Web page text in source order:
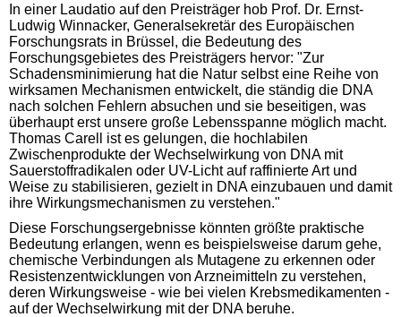
In einer Laudatio auf den Preisträger hob Prof. Dr. Ernst-
Ludwig Winnacker, Generalsekretär des Europäischen
Forschungsrats in Brüssel, die Bedeutung des
Forschungsgebietes des Preisträgers hervor: "Zur
Schadensminimierung hat die Natur selbst eine Reihe von
wirksamen Mechanismen entwickelt, die ständig die DNA
nach solchen Fehlern absuchen und sie beseitigen, was
überhaupt erst unsere große Lebensspanne möglich macht.
Thomas Carell ist es gelungen, die hochlabilen
Zwischenprodukte der Wechselwirkung von DNA mit
Sauerstoffradikalen oder UV-Licht auf raffinierte Art und
Weise zu stabilisieren, gezielt in DNA einzubauen und damit
ihre Wirkungsmechanismen zu verstehen."
Diese Forschungsergebnisse könnten größte praktische
Bedeutung erlangen, wenn es beispielsweise darum gehe,
chemische Verbindungen als Mutagene zu erkennen oder
Resistenzentwicklungen von Arzneimitteln zu verstehen,
deren Wirkungsweise - wie bei vielen Krebsmedikamenten -
auf der Wechselwirkung mit der DNA beruhe.